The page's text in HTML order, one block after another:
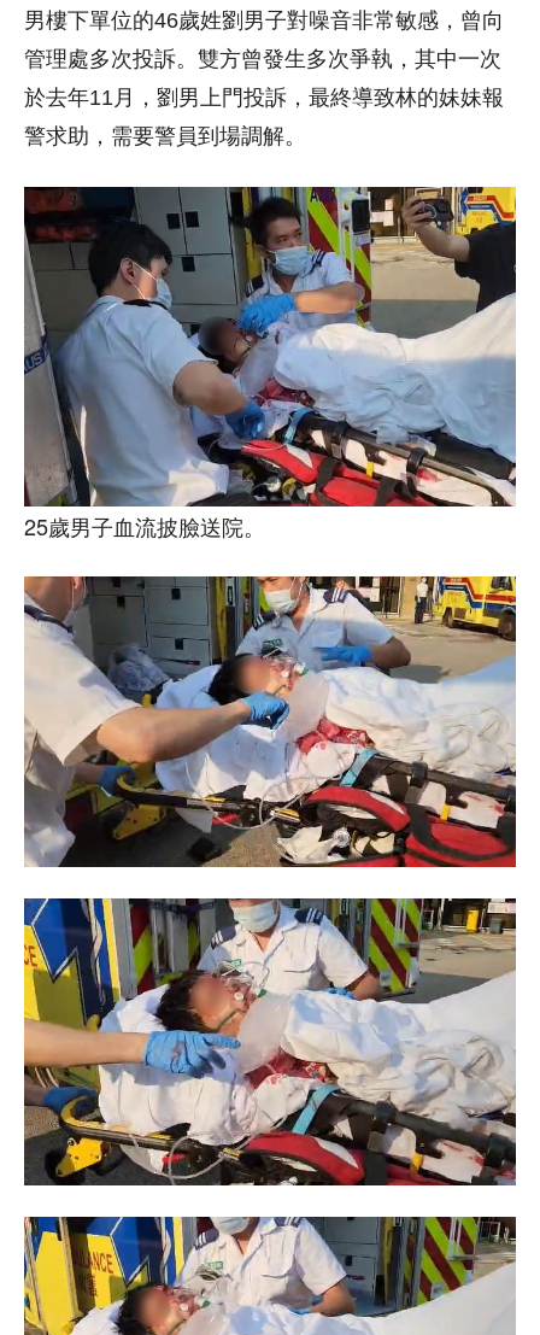
男樓下單位的46歲姓劉男子對噪音非常敏感，曾向
管理處多次投訴。雙方曾發生多次爭執，其中一次
於去年11月，劉男上門投訴，最終導致林的妹妹報
警求助，需要警員到場調解。
25歲男子血流披臉送院。